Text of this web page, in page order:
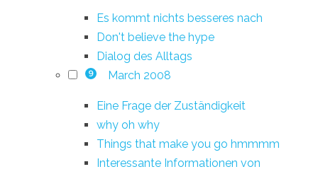
Es kommt nichts besseres nach
Don't believe the hype
Dialog des Alltags
9 March 2008
Eine Frage der Zuständigkeit
why oh why
Things that make you go hmmmm
Interessante Informationen von